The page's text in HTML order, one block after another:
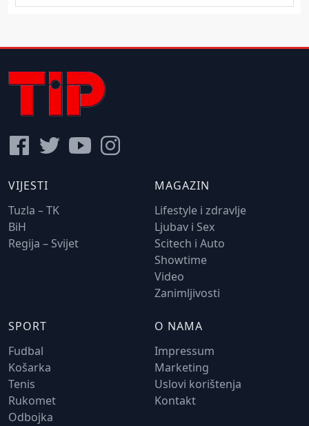
VIJESTI
Tuzla – TK
BiH
Regija – Svijet
MAGAZIN
Lifestyle i zdravlje
Ljubav i Sex
Scitech i Auto
Showtime
Video
Zanimljivosti
SPORT
Fudbal
Košarka
Tenis
Rukomet
Odbojka
O NAMA
Impressum
Marketing
Uslovi korištenja
Kontakt